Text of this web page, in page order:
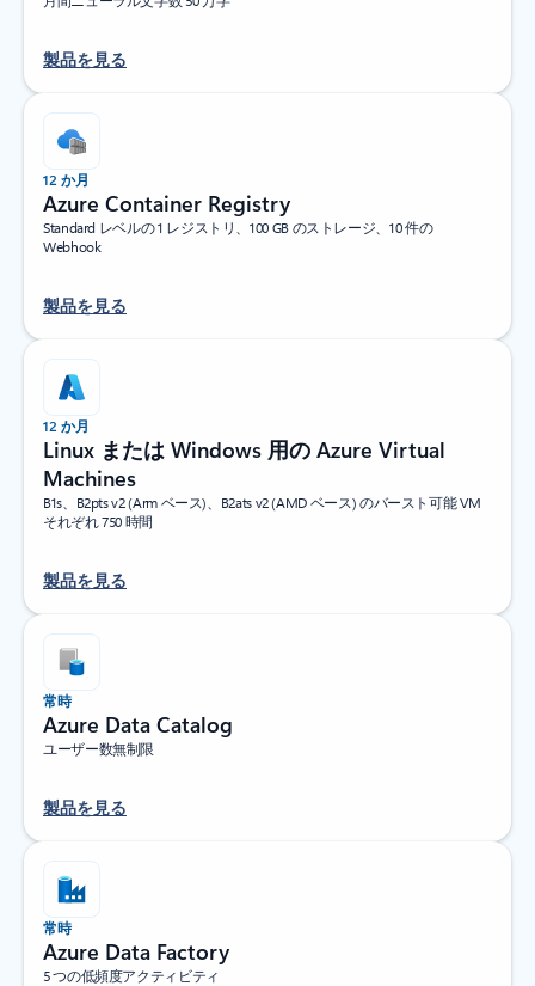
製品を見る
12 か月
Azure Container Registry
Standard レベルの 1 レジストリ、100 GB のストレージ、10 件の
Webhook
製品を見る
12 か月
Linux または Windows 用の Azure Virtual
Machines
B1s、B2pts v2 (Arm ベース)、B2ats v2 (AMD ベース) のバースト可能 VM
それぞれ 750 時間
製品を見る
常時
Azure Data Catalog
ユーザー数無制限
製品を見る
常時
Azure Data Factory
5 つの低頻度アクティビティ